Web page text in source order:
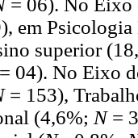
= 06). No Eixo
em
superior
= 04). No Eixo
= 153),
(4,6%; N =